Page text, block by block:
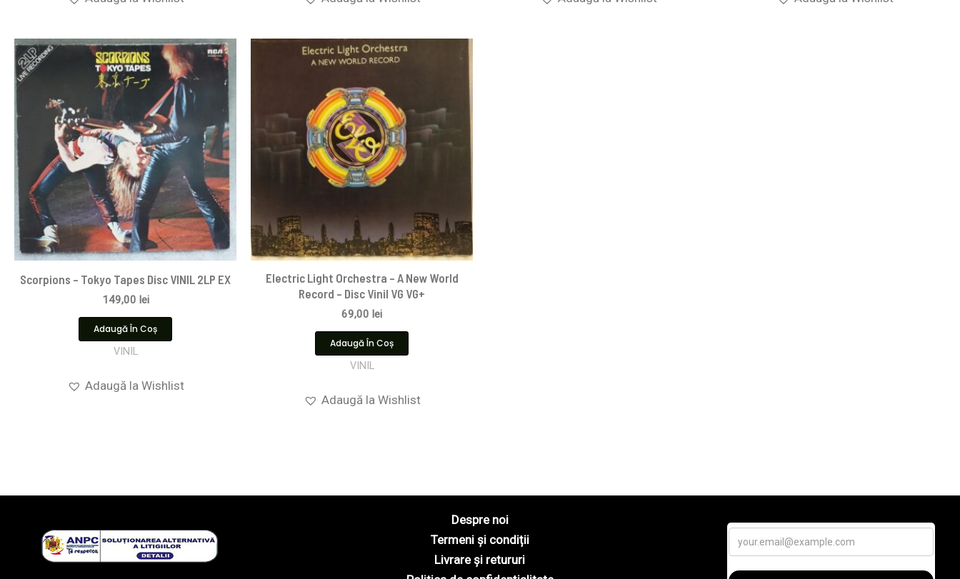
Scorpions ‎– Tokyo Tapes Disc VINIL 2LP EX
149,00 lei
Adaugă În Coș
VINIL
Adaugă la Wishlist
Electric Light Orchestra – A New World
Record – Disc Vinil VG VG+
69,00 lei
Adaugă În Coș
VINIL
Adaugă la Wishlist
Despre noi
Termeni și condiții
Livrare și retururi